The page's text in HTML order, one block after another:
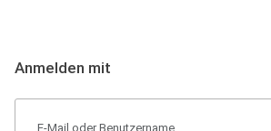
Anmelden mit